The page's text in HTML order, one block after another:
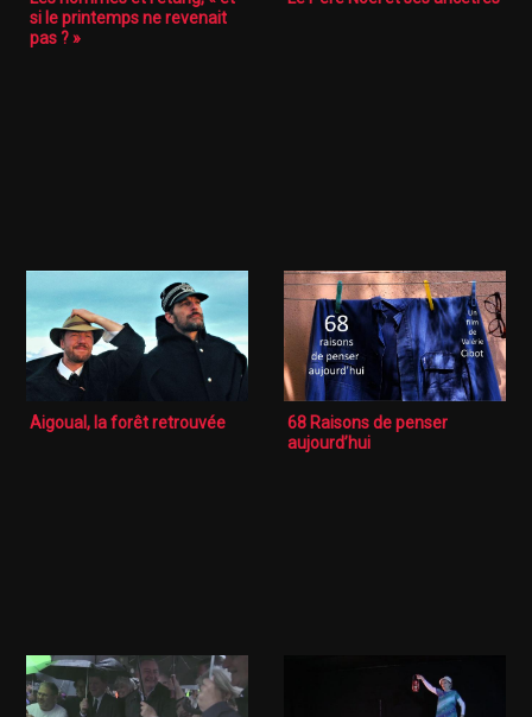
si le printemps ne revenait
pas ? »
Aigoual, la forêt retrouvée
68 Raisons de penser
aujourd’hui